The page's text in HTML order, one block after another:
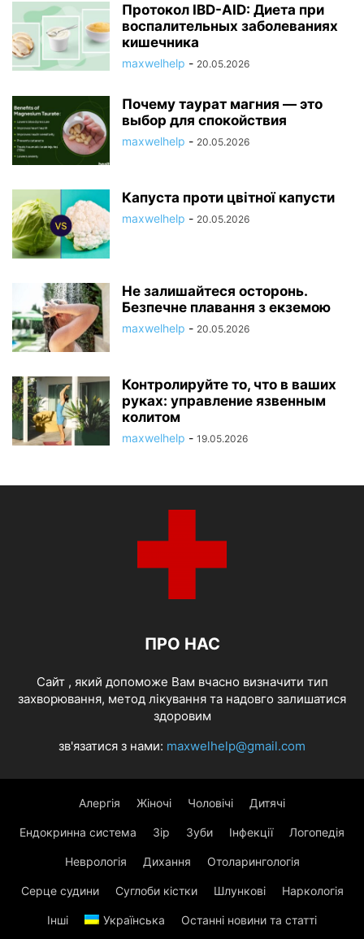
Протокол IBD-AID: Диета при
воспалительных заболеваниях
кишечника
maxwelhelp - 20.05.2026
Почему таурат магния — это
выбор для спокойствия
maxwelhelp - 20.05.2026
Капуста проти цвітної капусти
maxwelhelp - 20.05.2026
Не залишайтеся осторонь.
Безпечне плавання з екземою
maxwelhelp - 20.05.2026
Контролируйте то, что в ваших
руках: управление язвенным
колитом
maxwelhelp - 19.05.2026
ПРО НАС
Cайт , який допоможе Вам вчасно визначити тип
захворювання, метод лікування та надовго залишатися
здоровим
зв'язатися з нами: maxwelhelp@gmail.com
Алергія Жіночі Чоловічі Дитячі
Ендокринна система Зір Зуби Інфекції Логопедія
Неврологія Дихання Отоларингологія
Серце судини Суглоби кістки Шлункові Наркологія
Інші Українська Останні новини та статті